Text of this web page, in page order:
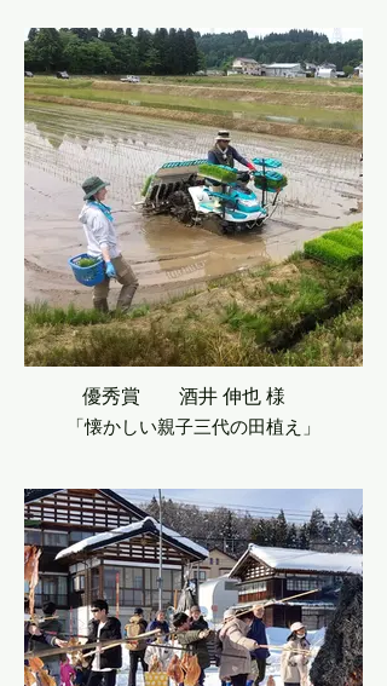
優秀賞 酒井 伸也 様
「懐かしい親子三代の田植え」